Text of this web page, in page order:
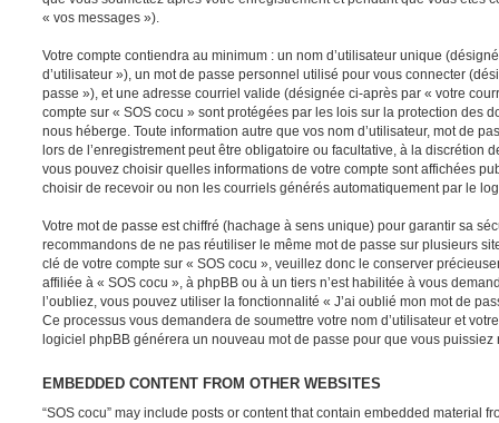
« vos messages »).
Votre compte contiendra au minimum : un nom d’utilisateur unique
d’utilisateur »), un mot de passe personnel utilisé pour vous connecter
passe »), et une adresse courriel valide (désignée ci-après par « votre
compte sur « SOS cocu » sont protégées par les lois sur la protection des
nous héberge. Toute information autre que vos nom d’utilisateur, mot de
lors de l’enregistrement peut être obligatoire ou facultative, à la discrétion
vous pouvez choisir quelles informations de votre compte sont affichées
choisir de recevoir ou non les courriels générés automatiquement par le
Votre mot de passe est chiffré (hachage à sens unique) pour garantir sa
recommandons de ne pas réutiliser le même mot de passe sur plusieurs
clé de votre compte sur « SOS cocu », veuillez donc le conserver
affiliée à « SOS cocu », à phpBB ou à un tiers n’est habilitée à vous
l’oubliez, vous pouvez utiliser la fonctionnalité « J’ai oublié mon mot de
Ce processus vous demandera de soumettre votre nom d’utilisateur et
logiciel phpBB générera un nouveau mot de passe pour que vous puissiez
EMBEDDED CONTENT FROM OTHER WEBSITES
“SOS cocu” may include posts or content that contain embedded material